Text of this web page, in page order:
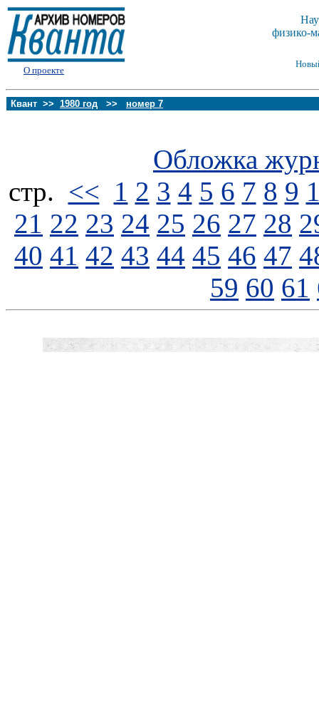
О проекте
физико-
Квант >> 1980 год >> номер 7
Обложка
стp. << 1 2 3 4 5 6 7 8 9
21 22 23 24 25 26 27 28
40 41 42 43 44 45 46 47
59 60 61